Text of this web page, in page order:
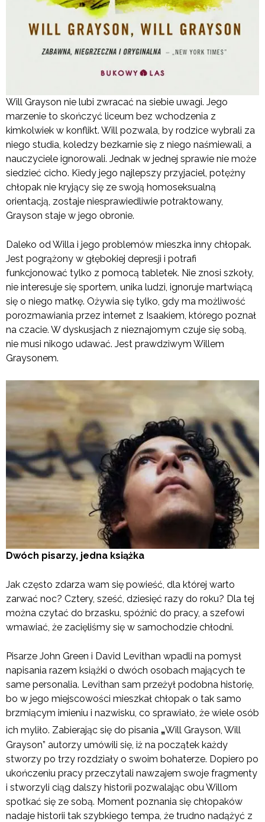
Will Grayson nie lubi zwracać na siebie uwagi. Jego
marzenie to skończyć liceum bez wchodzenia z
kimkolwiek w konflikt. Will pozwala, by rodzice wybrali za
niego studia, koledzy bezkarnie się z niego naśmiewali, a
nauczyciele ignorowali. Jednak w jednej sprawie nie może
siedzieć cicho. Kiedy jego najlepszy przyjaciel, potężny
chłopak nie kryjący się ze swoją homoseksualną
orientacją, zostaje niesprawiedliwie potraktowany,
Grayson staje w jego obronie.
Daleko od Willa i jego problemów mieszka inny chłopak.
Jest pogrążony w głębokiej depresji i potrafi
funkcjonować tylko z pomocą tabletek. Nie znosi szkoły,
nie interesuje się sportem, unika ludzi, ignoruje martwiącą
się o niego matkę. Ożywia się tylko, gdy ma możliwość
porozmawiania przez internet z Isaakiem, którego poznał
na czacie. W dyskusjach z nieznajomym czuje się sobą,
nie musi nikogo udawać. Jest prawdziwym Willem
Graysonem.
Dwóch pisarzy, jedna książka
Jak często zdarza wam się powieść, dla której warto
zarwać noc? Cztery, sześć, dziesięć razy do roku? Dla tej
można czytać do brzasku, spóźnić do pracy, a szefowi
wmawiać, że zacięliśmy się w samochodzie chłodni.
Pisarze John Green i David Levithan wpadli na pomysł
napisania razem książki o dwóch osobach mających te
same personalia. Levithan sam przeżył podobna historię,
bo w jego miejscowości mieszkał chłopak o tak samo
brzmiącym imieniu i nazwisku, co sprawiało, że wiele osób
ich myliło. Zabierając się do pisania „Will Grayson, Will
Grayson” autorzy umówili się, iż na początek każdy
stworzy po trzy rozdziały o swoim bohaterze. Dopiero po
ukończeniu pracy przeczytali nawzajem swoje fragmenty
i stworzyli ciąg dalszy historii pozwalając obu Willom
spotkać się ze sobą. Moment poznania się chłopaków
nadaje historii tak szybkiego tempa, że trudno nadążyć z